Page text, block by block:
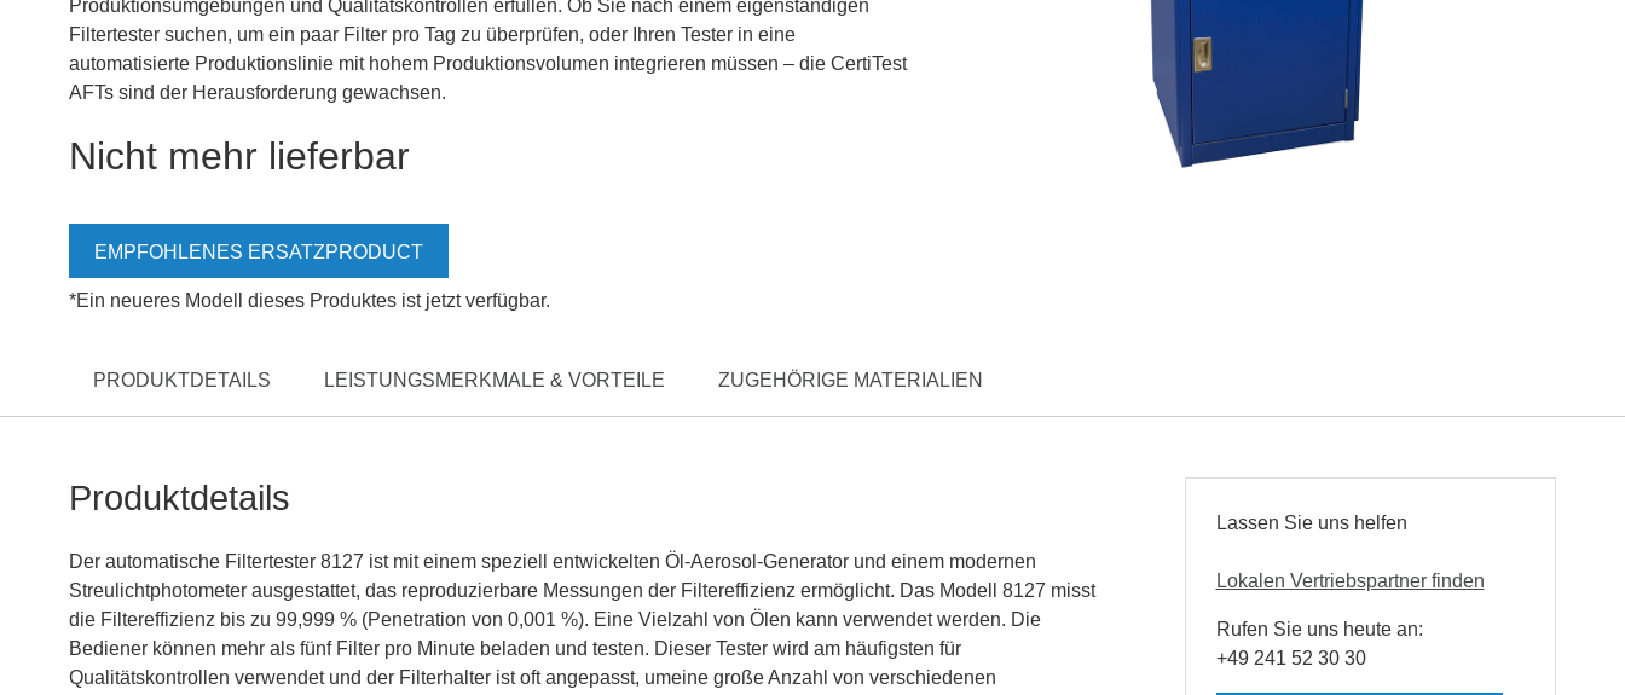
Produktionsumgebungen und Qualitätskontrollen erfüllen. Ob Sie nach einem eigenständigen
Filtertester suchen, um ein paar Filter pro Tag zu überprüfen, oder Ihren Tester in eine
automatisierte Produktionslinie mit hohem Produktionsvolumen integrieren müssen – die CertiTest
AFTs sind der Herausforderung gewachsen.
Nicht mehr lieferbar
EMPFOHLENES ERSATZPRODUCT
*Ein neueres Modell dieses Produktes ist jetzt verfügbar.
PRODUKTDETAILS LEISTUNGSMERKMALE & VORTEILE ZUGEHÖRIGE MATERIALIEN
Produktdetails
Der automatische Filtertester 8127 ist mit einem speziell entwickelten Öl-Aerosol-Generator und einem modernen
Streulichtphotometer ausgestattet, das reproduzierbare Messungen der Filtereffizienz ermöglicht. Das Modell 8127 misst
die Filtereffizienz bis zu 99,999 % (Penetration von 0,001 %). Eine Vielzahl von Ölen kann verwendet werden. Die
Bediener können mehr als fünf Filter pro Minute beladen und testen. Dieser Tester wird am häufigsten für
Qualitätskontrollen verwendet und der Filterhalter ist oft angepasst, umeine große Anzahl von verschiedenen
Lassen Sie uns helfen
Lokalen Vertriebspartner finden
Rufen Sie uns heute an:
+49 241 52 30 30